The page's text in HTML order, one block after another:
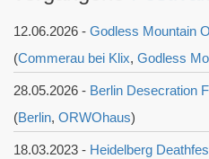
12.06.2026 - Godless Mountain
(Commerau bei Klix, Godless
28.05.2026 - Berlin Desecration
(Berlin, ORWOhaus)
18.03.2023 - Heidelberg